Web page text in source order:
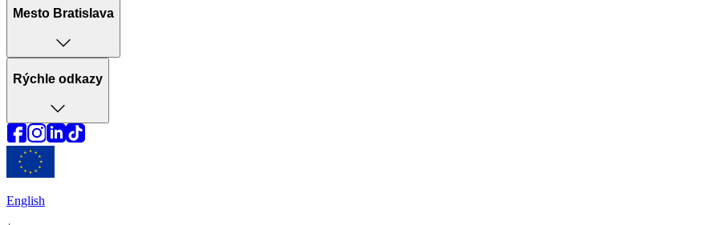
Mesto Bratislava
Rýchle odkazy
English